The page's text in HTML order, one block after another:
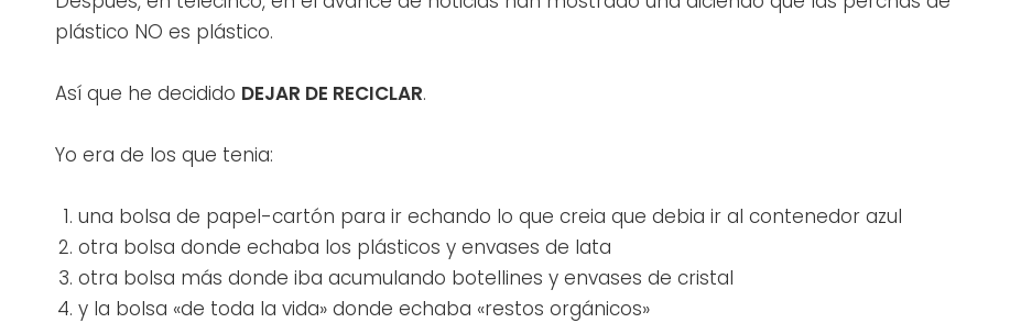
plástico NO es plástico.
Así­ que he decidido DEJAR DE RECICLAR.
Yo era de los que tenia:
una bolsa de papel-cartón para ir echando lo que creia que debia ir al contenedor azul
otra bolsa donde echaba los plásticos y envases de lata
otra bolsa más donde iba acumulando botellines y envases de cristal
y la bolsa «de toda la vida» donde echaba «restos orgánicos»